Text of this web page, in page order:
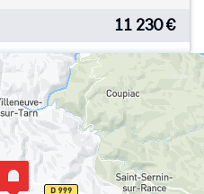
11 230€